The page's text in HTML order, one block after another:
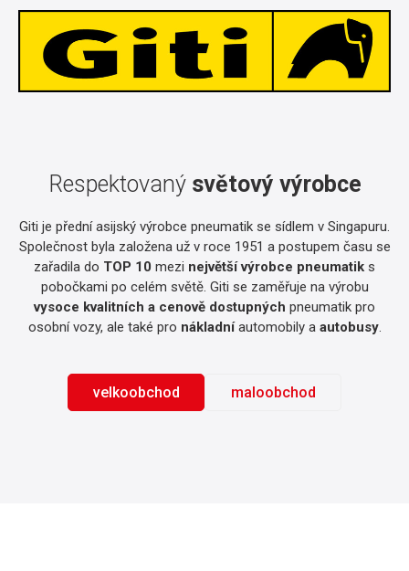
Respektovaný světový výrobce
Giti je přední asijský výrobce pneumatik se sídlem v Singapuru.
Společnost byla založena už v roce 1951 a postupem času se
zařadila do TOP 10 mezi největší výrobce pneumatik s
pobočkami po celém světě. Giti se zaměřuje na výrobu
vysoce kvalitních a cenově dostupných pneumatik pro
osobní vozy, ale také pro nákladníautomobily a autobusy.
velkoobchod maloobchod